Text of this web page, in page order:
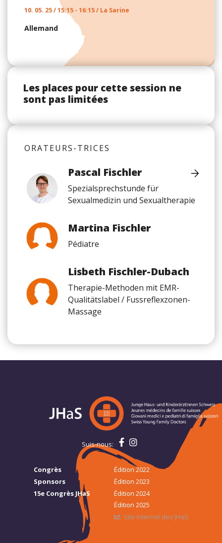
10. 05. 25 / 15:15 - 16:15 / La Sarine
Allemand
Les places pour cette session ne
sont pas limitées
ORATEURS-TRICES
Pascal Fischler
Spezialsprechstunde für
Sexualmedizin und Sexualtherapie
Martina Fischler
Pédiatre
Lisbeth Fischler-Dubach
Therapie-Methoden mit EMR-
Qualitätslabel / Fussreflexzonen-
Massage
Suis-nous:
Congrès
Sponsors
15e Congrès JHaS
Édition 2022
Édition 2023
Édition 2024
Édition 2025
Site internet des JHaS